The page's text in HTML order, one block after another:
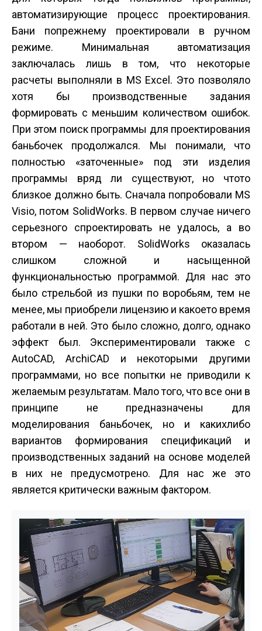
автоматизирующие процесс проектирования.
Бани по­прежнему проектировали в ручном
режиме. Минимальная автоматизация
заключалась лишь в том, что некоторые
расчеты выполняли в MS Excel. Это позволяло
хотя бы производственные задания
формировать с меньшим количеством ошибок.
При этом поиск программы для проектирования
бань­бочек продолжался. Мы понимали, что
полностью «заточенные» под эти изделия
программы вряд ли существуют, но что­то
близкое должно быть. Сначала попробовали MS
Visio, потом SolidWorks. В первом случае ничего
серьезного спроектировать не удалось, а во
втором — наоборот. SolidWorks оказалась
слишком сложной и насыщенной
функциональностью программой. Для нас это
было стрельбой из пушки по воробьям, тем не
менее, мы приобрели лицензию и какое­то время
работали в ней. Это было сложно, долго, однако
эффект был. Экспериментировали также с
AutoCAD, ArchiCAD и некоторыми другими
программами, но все попытки не приводили к
желаемым результатам. Мало того, что все они в
принципе не предназначены для
моделирования бань­бочек, но и каких­либо
вариантов формирования спецификаций и
производственных заданий на основе моделей
в них не предусмотрено. Для нас же это
является критически важным фактором.